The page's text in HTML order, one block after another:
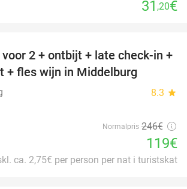
31 ,20€
52%
2 + ontbijt + late check-in +
+ fles wijn in Middelburg
8.3 star
Normalpris 246€
119€
ca. 2,75€ per person per nat i turistskat